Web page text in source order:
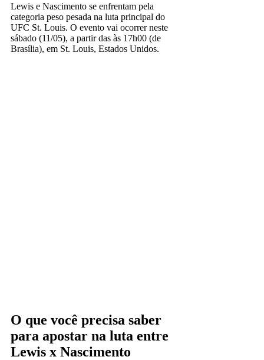
Lewis e Nascimento se enfrentam pela
categoria peso pesada na luta principal do
UFC St. Louis. O evento vai ocorrer neste
sábado (11/05), a partir das às 17h00 (de
Brasília), em St. Louis, Estados Unidos.
O que você precisa saber
para apostar na luta entre
Lewis x Nascimento